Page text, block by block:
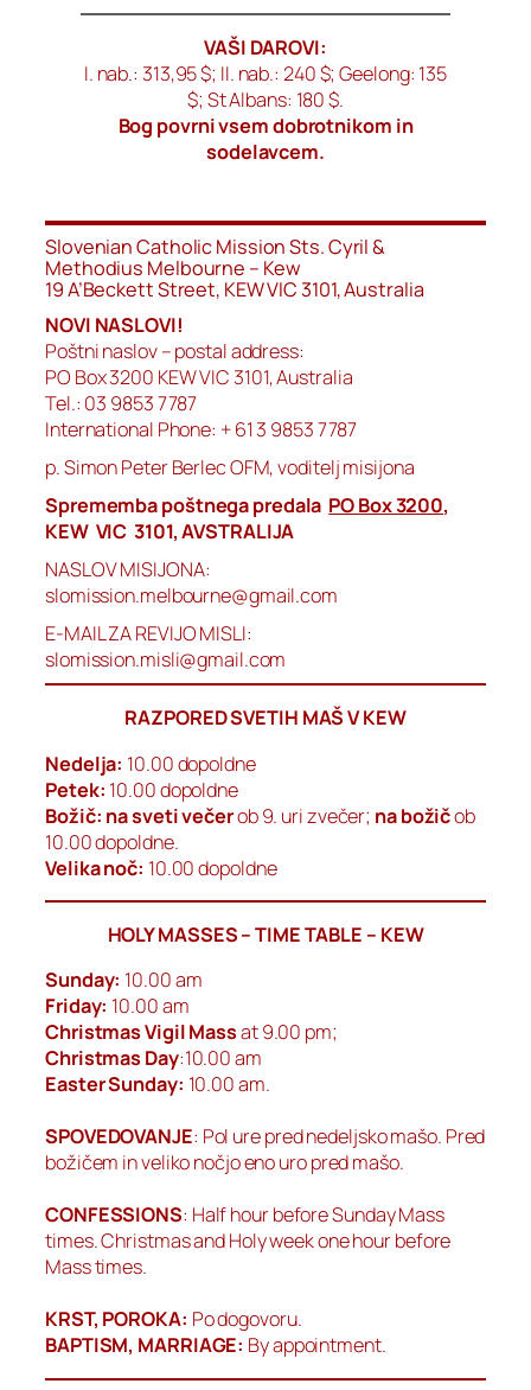
VAŠI DAROVI:
I. nab.: 313,95 $; II. nab.: 240 $; Geelong: 135
$; St Albans: 180 $.
Bog povrni vsem dobrotnikom in
sodelavcem.
Slovenian Catholic Mission Sts. Cyril &
Methodius Melbourne – Kew
19 A’Beckett Street, KEW VIC 3101, Australia
NOVI NASLOVI!
Poštni naslov – postal address:
PO Box 3200 KEW VIC 3101, Australia
Tel.: 03 9853 7787
International Phone: + 61 3 9853 7787
p. Simon Peter Berlec OFM, voditelj misijona
Sprememba poštnega predala PO Box 3200,
KEW VIC 3101, AVSTRALIJA
NASLOV MISIJONA:
slomission.melbourne@gmail.com
E-MAIL ZA REVIJO MISLI:
slomission.misli@gmail.com
RAZPORED SVETIH MAŠ V KEW
Nedelja: 10.00 dopoldne
Petek: 10.00 dopoldne
Božič: na sveti večerob 9. uri zvečer; na božičob
10.00 dopoldne.
Velika noč: 10.00 dopoldne
HOLY MASSES – TIME TABLE – KEW
Sunday: 10.00 am
Friday: 10.00 am
Christmas Vigil Massat 9.00 pm;
Christmas Day:10.00 am
Easter Sunday: 10.00 am.
SPOVEDOVANJE: Pol ure pred nedeljsko mašo. Pred
božičem in veliko nočjo eno uro pred mašo.
CONFESSIONS: Half hour before Sunday Mass
times. Christmas and Holy week one hour before
Mass times.
KRST, POROKA: Po dogovoru.
BAPTISM, MARRIAGE: By appointment.